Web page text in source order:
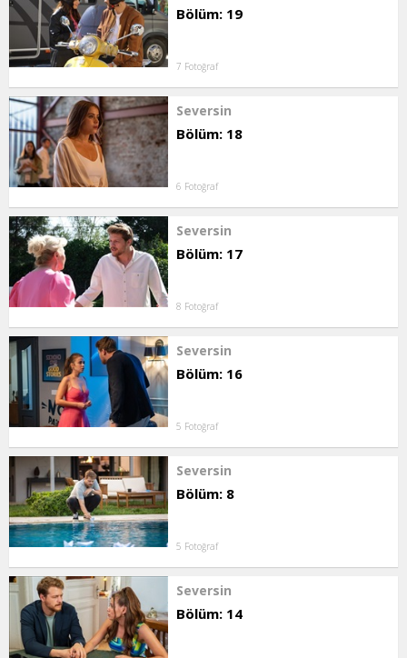
Bölüm: 19
7 Fotoğraf
Seversin
Bölüm: 18
6 Fotoğraf
Seversin
Bölüm: 17
8 Fotoğraf
Seversin
Bölüm: 16
5 Fotoğraf
Seversin
Bölüm: 8
5 Fotoğraf
Seversin
Bölüm: 14